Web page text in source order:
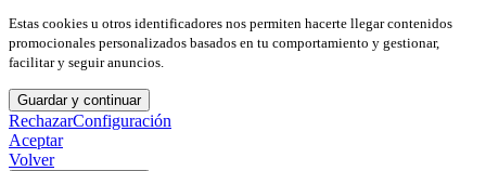
Estas cookies u otros identificadores nos permiten hacerte llegar contenidos
promocionales personalizados basados en tu comportamiento y gestionar,
facilitar y seguir anuncios.
Guardar y continuar
RechazarConfiguración
Aceptar
Volver